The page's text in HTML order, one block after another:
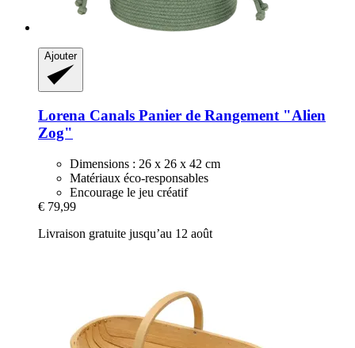
Ajouter
Lorena Canals Panier de Rangement "Alien
Zog"
Dimensions : 26 x 26 x 42 cm
Matériaux éco-responsables
Encourage le jeu créatif
€ 79,99
Livraison gratuite jusqu’au 12 août